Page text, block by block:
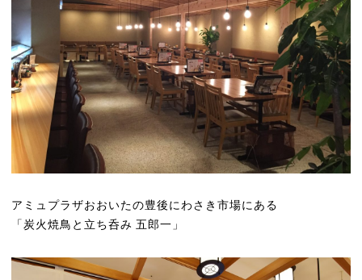
アミュプラザおおいたの豊後にわさき市場にある
「炭火焼鳥と立ち呑み 五郎一」